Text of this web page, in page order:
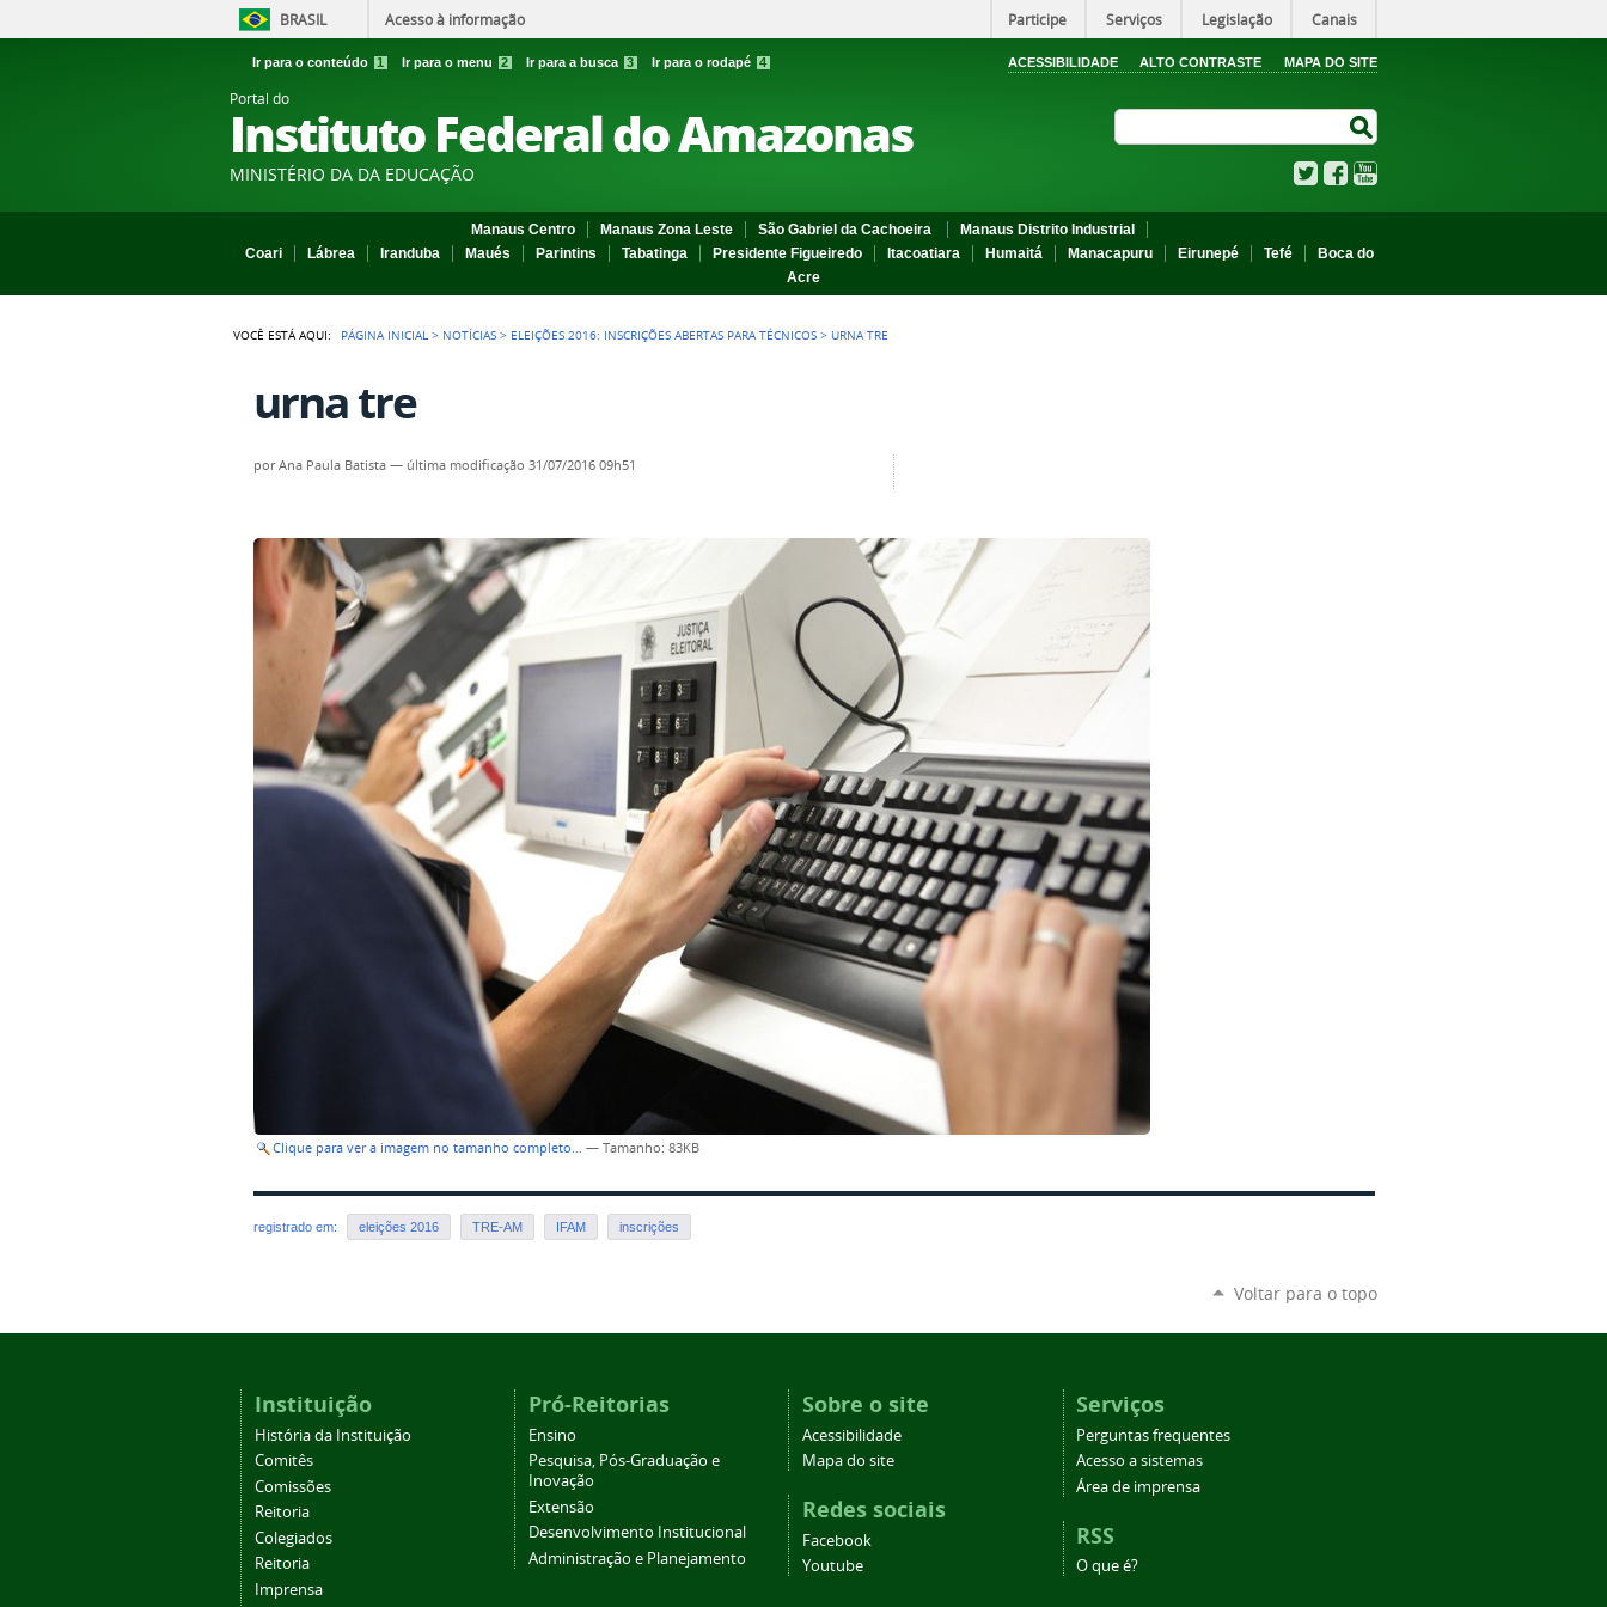
BRASIL Acesso à informação Participe Serviços Legislação Canais
Ir para o conteúdo 1 Ir para o menu 2 Ir para a busca 3 Ir para o rodapé 4 ACESSIBILIDADE ALTO CONTRASTE MAPA DO SITE
Portal do
Instituto Federal do Amazonas
MINISTÉRIO DA DA EDUCAÇÃO TwitterFacebook
Manaus Centro Manaus Zona Leste São Gabriel da Cachoeira
Manaus Distrito Industrial
Coari
Lábrea Iranduba Maués Parintins Tabatinga Presidente Figueiredo Itacoatiara Humaitá Manacapuru Eirunepé Tefé
Boca do
Acre
VOCÊ ESTÁ AQUI: PÁGINA INICIAL > NOTÍCIAS > ELEIÇÕES 2016: INSCRIÇÕES ABERTAS PARA TÉCNICOS > URNA TRE
urna tre
porAna Paula Batista— última modificação 31/07/2016 09h51
Clique para ver a imagem no tamanho completo… — Tamanho: 83KB
registrado em: eleições 2016 TRE-AM IFAM inscrições
Voltar para o topo
Instituição
História da Instituição
Comitês
Comissões
Reitoria
Colegiados
Reitoria
Imprensa
Pró-Reitorias
Ensino
Pesquisa, Pós-Graduação e
Inovação
Extensão
Desenvolvimento Institucional
Administração e Planejamento
Sobre o site
Acessibilidade
Mapa do site
Redes sociais
Facebook
Youtube
Serviços
Perguntas frequentes
Acesso a sistemas
Área de imprensa
RSS
O que é?